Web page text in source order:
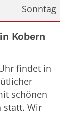
Sonntag
Kobern
findet in
schönen
statt. Wir